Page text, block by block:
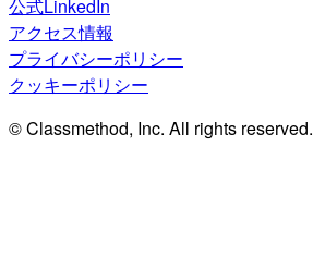
公式LinkedIn
アクセス情報
プライバシーポリシー
クッキーポリシー
© Classmethod, Inc. All rights reserved.